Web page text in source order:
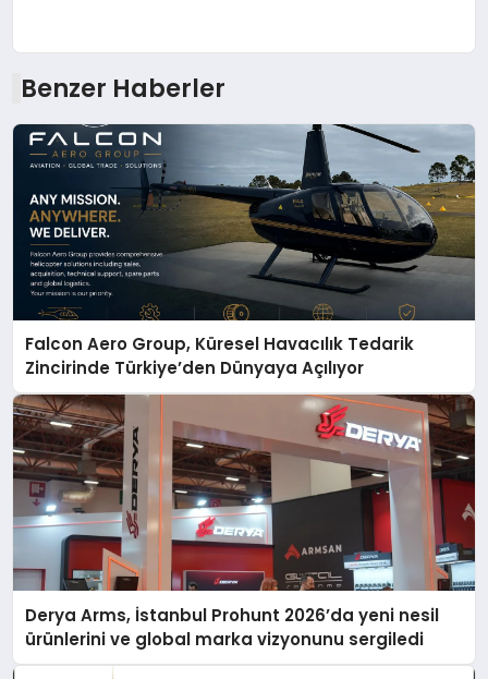
Benzer Haberler
Falcon Aero Group, Küresel Havacılık Tedarik
Zincirinde Türkiye’den Dünyaya Açılıyor
Derya Arms, İstanbul Prohunt 2026’da yeni nesil
ürünlerini ve global marka vizyonunu sergiledi